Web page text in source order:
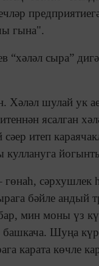
гына".
“хәләл сыра”
Хәләл шулай ук
ясалган
итеп
куллануга
гөнаһ,
бәйле андый
мин моны үз
Шуңа
карата көчле